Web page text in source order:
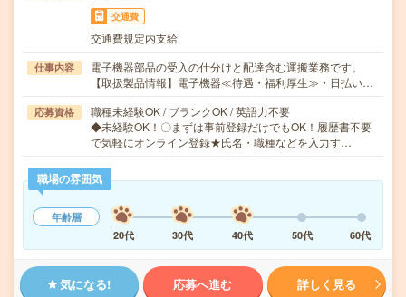
交通費
交通費規定内支給
仕事内容
電子機器部品の受入の仕分けと配達含む運搬業務です。
【取扱製品情報】電子機器≪待遇・福利厚生≫・日払い…
応募資格
職種未経験OK / ブランクOK / 英語力不要
◆未経験OK！〇まずは事前登録だけでもOK！履歴書不要
で気軽にオンライン登録★氏名・職種などを入力す…
職場の雰囲気
年齢層
20代
30代 40代 50代 60代
気になる! 応募へ進む 詳しく見る